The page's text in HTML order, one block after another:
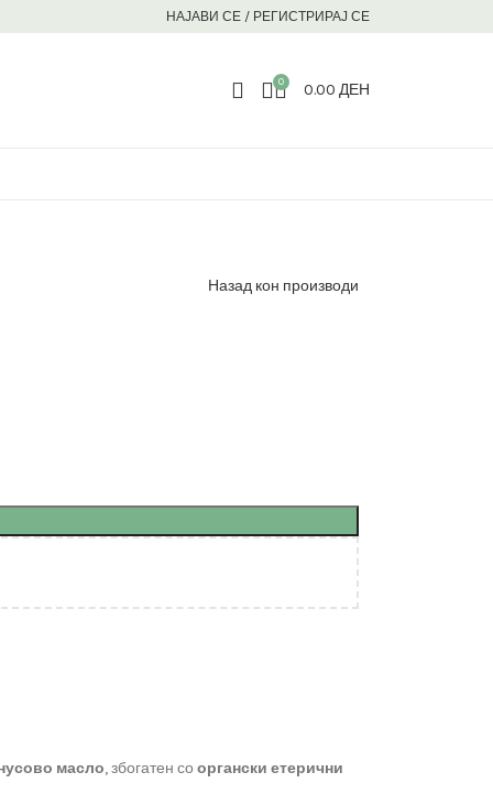
НАЈАВИ СЕ / РЕГИСТРИРАЈ СЕ
0 0.00 ДЕН
Назад кон производи
масло, збогатен со органски етерични